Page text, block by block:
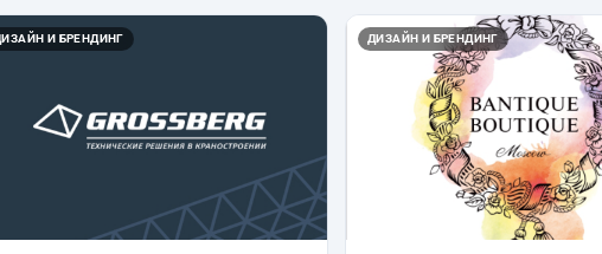
И БРЕНДИНГ ДИЗАЙН И БРЕНДИНГ